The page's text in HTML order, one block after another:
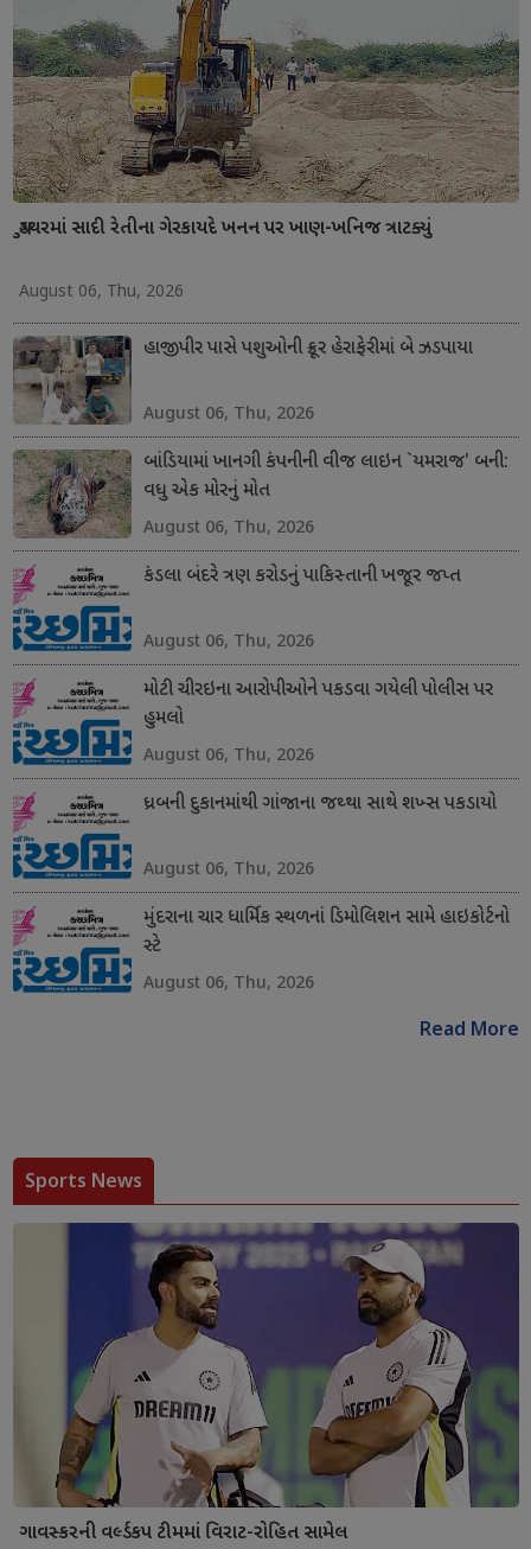
ગુડથરમાં સાદી રેતીના ગેરકાયદે ખનન પર ખાણ-ખનિજ ત્રાટક્યું
August 06, Thu, 2026
હાજીપીર પાસે પશુઓની ક્રૂર હેરાફેરીમાં બે ઝડપાયા
August 06, Thu, 2026
બાંડિયામાં ખાનગી કંપનીની વીજ લાઇન `યમરાજ' બની:
વધુ એક મોરનું મોત
August 06, Thu, 2026
કંડલા બંદરે ત્રણ કરોડનું પાકિસ્તાની ખજૂર જપ્ત
August 06, Thu, 2026
મોટી ચીરઇના આરોપીઓને પકડવા ગયેલી પોલીસ પર
હુમલો
August 06, Thu, 2026
ધ્રબની દુકાનમાંથી ગાંજાના જથ્થા સાથે શખ્સ પકડાયો
August 06, Thu, 2026
મુંદરાના ચાર ધાર્મિક સ્થળનાં ડિમોલિશન સામે હાઇકોર્ટનો
સ્ટે
August 06, Thu, 2026
Read More
Sports News
ગાવસ્કરની વર્લ્ડકપ ટીમમાં વિરાટ-રોહિત સામેલ